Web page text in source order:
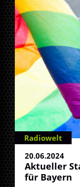
Radiowelt
20.06.2024
Aktueller
für Bayern